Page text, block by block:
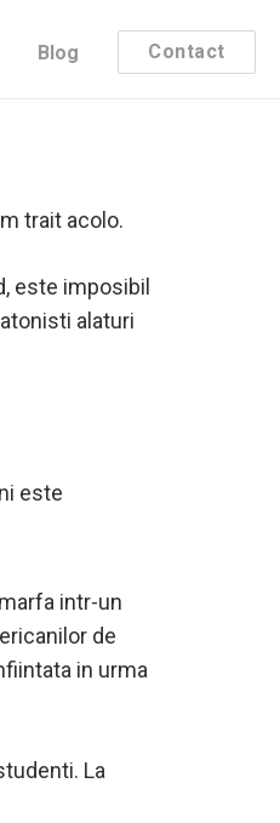
Blog Contact
laude si
trait acolo.
este imposibil
alaturi
este
intr-un
de
in urma
La